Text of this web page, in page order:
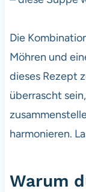
Die
Möhren und
dieses Rezept
überrascht
harmonieren.
Warum